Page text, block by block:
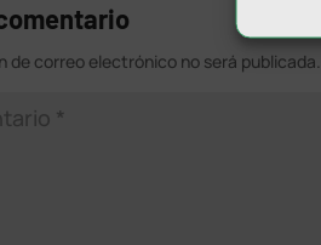
de correo electrónico no será publicada.